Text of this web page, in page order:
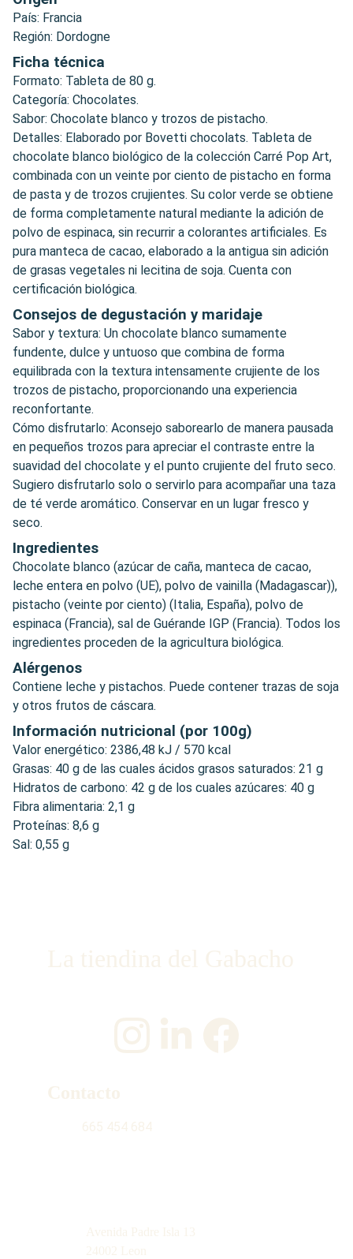
País: Francia
Región: Dordogne
Ficha técnica
Formato: Tableta de 80 g.
Categoría: Chocolates.
Sabor: Chocolate blanco y trozos de pistacho.
Detalles: Elaborado por Bovetti chocolats. Tableta de
chocolate blanco biológico de la colección Carré Pop Art,
combinada con un veinte por ciento de pistacho en forma
de pasta y de trozos crujientes. Su color verde se obtiene
de forma completamente natural mediante la adición de
polvo de espinaca, sin recurrir a colorantes artificiales. Es
pura manteca de cacao, elaborado a la antigua sin adición
de grasas vegetales ni lecitina de soja. Cuenta con
certificación biológica.
Consejos de degustación y maridaje
Sabor y textura: Un chocolate blanco sumamente
fundente, dulce y untuoso que combina de forma
equilibrada con la textura intensamente crujiente de los
trozos de pistacho, proporcionando una experiencia
reconfortante.
Cómo disfrutarlo: Aconsejo saborearlo de manera pausada
en pequeños trozos para apreciar el contraste entre la
suavidad del chocolate y el punto crujiente del fruto seco.
Sugiero disfrutarlo solo o servirlo para acompañar una taza
de té verde aromático. Conservar en un lugar fresco y
seco.
Ingredientes
Chocolate blanco (azúcar de caña, manteca de cacao,
leche entera en polvo (UE), polvo de vainilla (Madagascar)),
pistacho (veinte por ciento) (Italia, España), polvo de
espinaca (Francia), sal de Guérande IGP (Francia). Todos los
ingredientes proceden de la agricultura biológica.
Alérgenos
Contiene leche y pistachos. Puede contener trazas de soja
y otros frutos de cáscara.
Información nutricional (por 100g)
Valor energético: 2386,48 kJ / 570 kcal
Grasas: 40 g de las cuales ácidos grasos saturados: 21 g
Hidratos de carbono: 42 g de los cuales azúcares: 40 g
Fibra alimentaria: 2,1 g
Proteínas: 8,6 g
Sal: 0,55 g